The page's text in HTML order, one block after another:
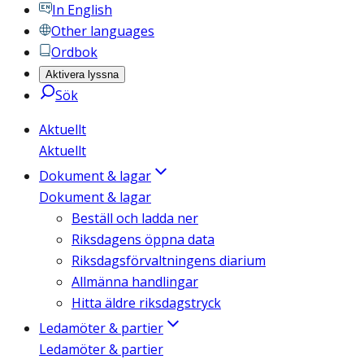
In English
Other languages
Ordbok
Aktivera lyssna
Sök
Aktuellt
Aktuellt
Dokument & lagar
Dokument & lagar
Beställ och ladda ner
Riksdagens öppna data
Riksdagsförvaltningens diarium
Allmänna handlingar
Hitta äldre riksdagstryck
Ledamöter & partier
Ledamöter & partier